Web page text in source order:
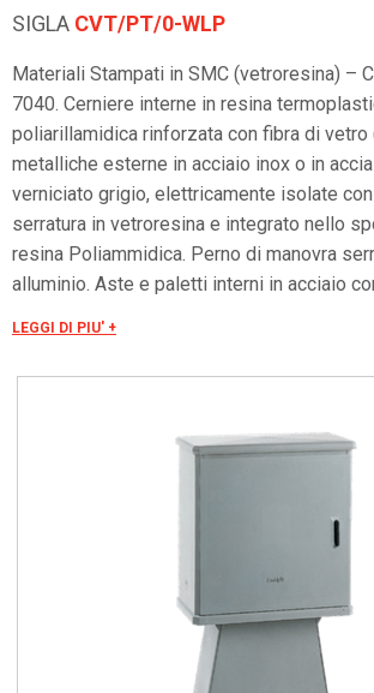
SIGLA CVT/PT/0-WLP
Materiali Stampati in SMC (vetroresina) –
7040. Cerniere interne in resina
poliarillamidica rinforzata con fibra di vetro
metalliche esterne in acciaio inox o in
verniciato grigio, elettricamente isolate con
serratura in vetroresina e integrato nello
resina Poliammidica. Perno di manovra
alluminio. Aste e paletti interni in acciaio
incernierata completa di chiusura tipo
garantire una perfetta aderenza dello
predisposta per cilindro a profilato DIN
sottotetto per ventilazione naturale interna.
dotata di inserti annegati di stampaggio in
applicazione apparecchiature direttamente
piastra di fondo. L’armadio è fornito su
standard di 4 pezzi tranne per CVT/0-WL e
Accessori di installazione da ordinare
LEGGI DI PIU' +